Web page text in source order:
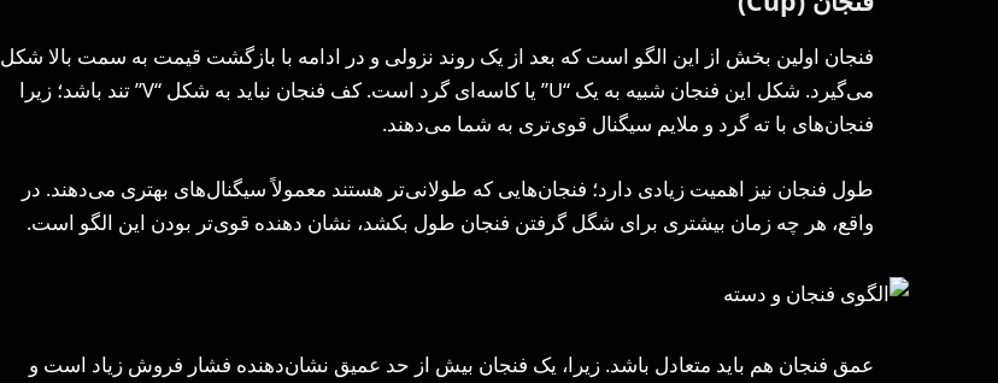
فنجان اولین بخش از این الگو است که بعد از یک روند نزولی و در ادامه با بازگشت قیمت به سمت بالا شکل
می‌گیرد. شکل این فنجان شبیه به یک “U” یا کاسه‌ای گرد است. کف فنجان نباید به شکل “V” تند باشد؛ زیرا
فنجان‌های با ته گرد و ملایم سیگنال قوی‌تری به شما می‌دهند.
طول فنجان نیز اهمیت زیادی دارد؛ فنجان‌هایی که طولانی‌تر هستند معمولاً سیگنال‌های بهتری می‌دهند. در
واقع، هر چه زمان بیشتری برای شگل گرفتن فنجان طول بکشد، نشان دهنده قوی‌تر بودن این الگو است.
عمق فنجان هم باید متعادل باشد. زیرا، یک فنجان بیش از حد عمیق نشان‌دهنده فشار فروش زیاد است و